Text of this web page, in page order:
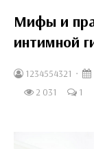
Мифы и
интимной
1234554321
2 031
1